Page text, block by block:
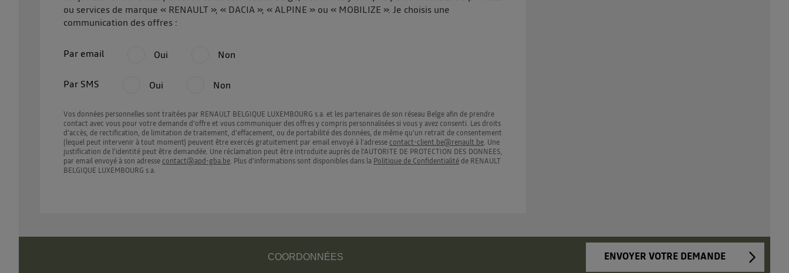
ou services de marque « RENAULT », « DACIA », « ALPINE » ou « MOBILIZE ». Je choisis une
communication des offres :
Par email Oui Non
Par SMS Oui Non
Vos données personnelles sont traitées par RENAULT BELGIQUE LUXEMBOURG s.a. et les partenaires de son réseau Belge afin de prendre
contact avec vous pour votre demande d’offre et vous communiquer des offres y compris personnalisées si vous y avez consenti. Les droits
d’accès, de rectification, de limitation de traitement, d’effacement, ou de portabilité des données, de même qu’un retrait de consentement
(lequel peut intervenir à tout moment) peuvent être exercés gratuitement par email envoyé à l’adresse contact-client.be@renault.be. Une
justification de l’identité peut être demandée. Une réclamation peut être introduite auprès de l’AUTORITE DE PROTECTION DES DONNEES,
par email envoyé à son adresse contact@apd-gba.be. Plus d’informations sont disponibles dans la Politique de Confidentialité de RENAULT
BELGIQUE LUXEMBOURG s.a.
COORDONNÉES ENVOYER VOTRE DEMANDE